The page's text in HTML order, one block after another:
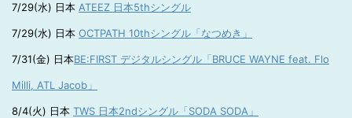
7/29(水) 日本 ATEEZ 日本5thシングル
7/29(水) 日本 OCTPATH 10thシングル「なつめき」
7/31(金) 日本BE:FIRST デジタルシングル「BRUCE WAYNE feat. Flo
Milli, ATL Jacob」
8/4(火) 日本 TWS 日本2ndシングル「SODA SODA」